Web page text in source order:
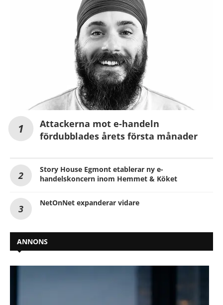
Attackerna mot e-handeln
fördubblades årets första månader
Story House Egmont etablerar ny e-
handelskoncern inom Hemmet & Köket
NetOnNet expanderar vidare
ANNONS